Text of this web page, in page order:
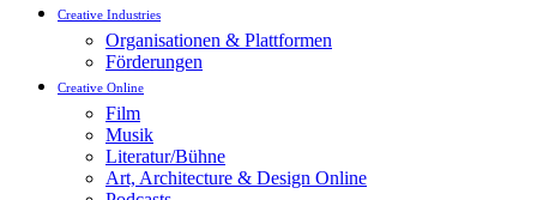
Creative Industries
Organisationen & Plattformen
Förderungen
Creative Online
Film
Musik
Literatur/Bühne
Art, Architecture & Design Online